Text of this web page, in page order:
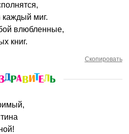
каждый миг.
влюбленные,
книг.
Скопировать